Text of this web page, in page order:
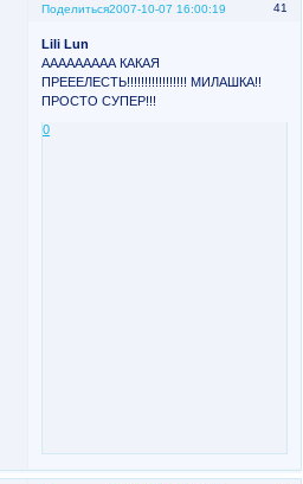
Поделиться 41
2007-10-07 16:00:19
Lili Lun
ААААААААА КАКАЯ
ПРЕЕЕЛЕСТЬ!!!!!!!!!!!!!!!!! МИЛАШКА!!
ПРОСТО СУПЕР!!!
0